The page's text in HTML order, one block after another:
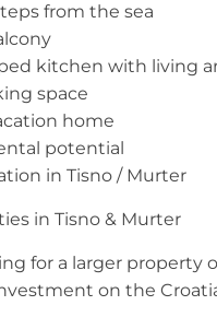
from the sea
kitchen with living
space
home
potential
in Tisno / Murter
in Tisno & Murter
for a larger property
on the